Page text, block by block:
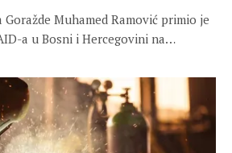
Goražde Muhamed Ramović primio je
a u Bosni i Hercegovini na…